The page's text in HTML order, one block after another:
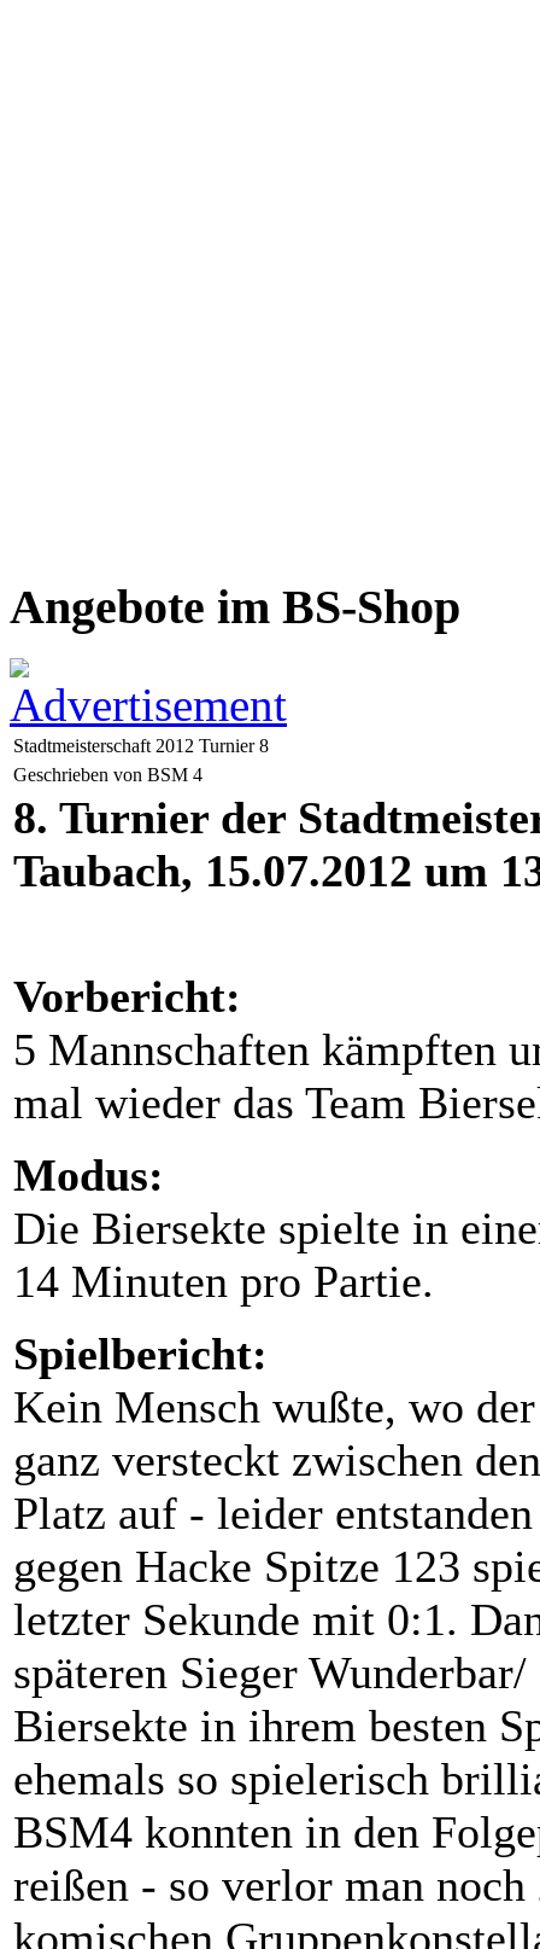
Angebote im BS-Shop
Stadtmeisterschaft 2012 Turnier 8
Geschrieben von BSM 4
8. Turnier der
Taubach, 15.07.2012 um
Vorbericht:
5 Mannschaften kämpften
mal wieder das Team
Modus:
Die Biersekte spielte in
14 Minuten pro Partie.
Spielbericht:
Kein Mensch wußte, wo
ganz versteckt zwischen
Platz auf - leider
gegen Hacke Spitze 123
letzter Sekunde mit 0:1.
späteren Sieger
Biersekte in ihrem besten
ehemals so spielerisch
BSM4 konnten in den
reißen - so verlor man
komischen